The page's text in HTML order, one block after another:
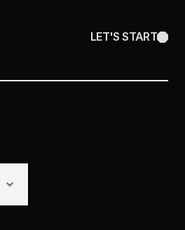
LET'S START